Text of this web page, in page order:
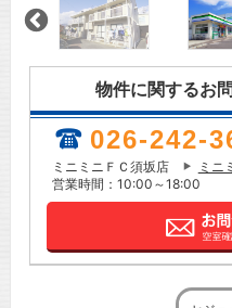
物件に関するお
026-242-
ミニミニＦＣ須坂店
ミニ
営業時間：10:00～18:00